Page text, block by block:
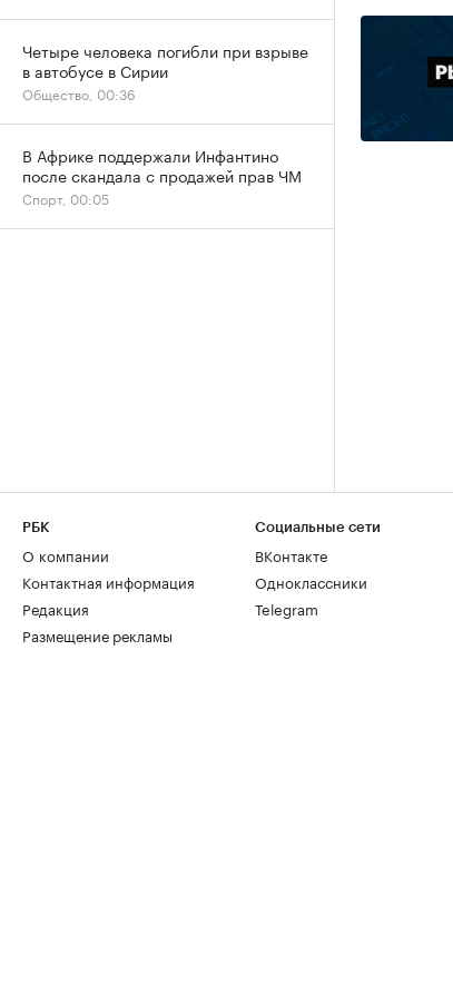
Четыре человека погибли при взрыве
в автобусе в Сирии
Общество, 00:36
В Африке поддержали Инфантино
после скандала с продажей прав ЧМ
Спорт, 00:05
РБК
О компании
Контактная информация
Редакция
Размещение рекламы
Социальные сети
ВКонтакте
Одноклассники
Telegram